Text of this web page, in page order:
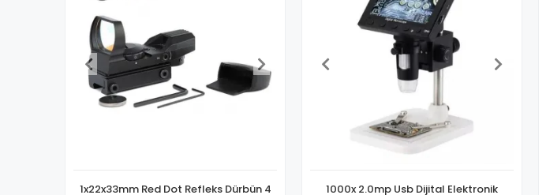
1x22x33mm Red Dot Refleks Dürbün 4
1000x 2.0mp Usb Dijital Elektronik